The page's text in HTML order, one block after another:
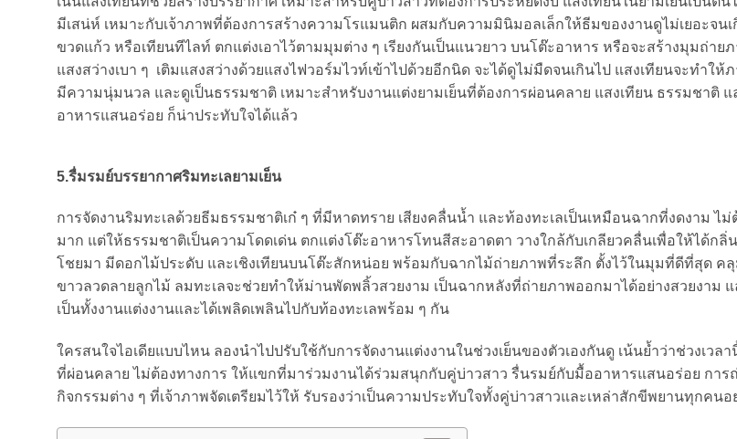
มีเสน่ห์ เหมาะกับเจ้าภาพที่ต้องการสร้างความโรแมนติก ผสมกับความมินิมอลเล็กให้ธีมของงานดูไม่เยอะจนเ
ขวดแก้ว หรือเทียนทีไลท์ ตกแต่งเอาไว้ตามมุมต่าง ๆ เรียงกันเป็นแนวยาว บนโต๊ะอาหาร หรือจะสร้างมุมถ่าย
แสงสว่างเบา ๆ เติมแสงสว่างด้วยแสงไฟวอร์มไวท์เข้าไปด้วยอีกนิด จะได้ดูไม่มืดจนเกินไป แสงเทียนจะทำให้
มีความนุ่มนวล และดูเป็นธรรมชาติ เหมาะสำหรับงานแต่งยามเย็นที่ต้องการผ่อนคลาย แสงเทียน ธรรมชาติ แ
อาหารแสนอร่อย ก็น่าประทับใจได้แล้ว
5.รื่มรมย์บรรยากาศริมทะเลยามเย็น
การจัดงานริมทะเลด้วยธีมธรรมชาติเก๋ ๆ ที่มีหาดทราย เสียงคลื่นน้ำ และท้องทะเลเป็นเหมือนฉากที่งดงาม ไม่
มาก แต่ให้ธรรมชาติเป็นความโดดเด่น ตกแต่งโต๊ะอาหารโทนสีสะอาดตา วางใกล้กับเกลียวคลื่นเพื่อให้ได้กลิ่
โชยมา มีดอกไม้ประดับ และเชิงเทียนบนโต๊ะสักหน่อย พร้อมกับฉากไม้ถ่ายภาพที่ระลึก ตั้งไว้ในมุมที่ดีที่สุด ค
ขาวลวดลายลูกไม้ ลมทะเลจะช่วยทำให้ม่านพัดพลิ้วสวยงาม เป็นฉากหลังที่ถ่ายภาพออกมาได้อย่างสวยงาม
เป็นทั้งงานแต่งงานและได้เพลิดเพลินไปกับท้องทะเลพร้อม ๆ กัน
ใครสนใจไอเดียแบบไหน ลองนำไปปรับใช้กับการจัดงานแต่งงานในช่วงเย็นของตัวเองกันดู เน้นย้ำว่าช่วงเวล
ที่ผ่อนคลาย ไม่ต้องทางการ ให้แขกที่มาร่วมงานได้ร่วมสนุกกับคู่บ่าวสาว รื่นรมย์กับมื้ออาหารแสนอร่อย การ
กิจกรรมต่าง ๆ ที่เจ้าภาพจัดเตรียมไว้ให้ รับรองว่าเป็นความประทับใจทั้งคู่บ่าวสาวและเหล่าสักขีพยานทุกคน